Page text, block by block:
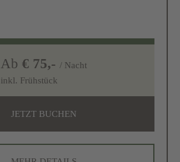
Ab € 75,- / Nacht
inkl. Frühstück
JETZT BUCHEN